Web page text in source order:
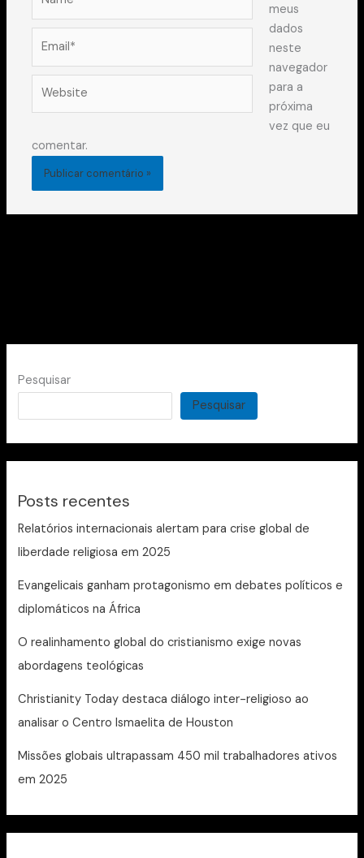
meus
dados
neste
navegador
para a
próxima
vez que eu
comentar.
Pesquisar
Pesquisar
Posts recentes
Relatórios internacionais alertam para crise global de
liberdade religiosa em 2025
Evangelicais ganham protagonismo em debates políticos e
diplomáticos na África
O realinhamento global do cristianismo exige novas
abordagens teológicas
Christianity Today destaca diálogo inter-religioso ao
analisar o Centro Ismaelita de Houston
Missões globais ultrapassam 450 mil trabalhadores ativos
em 2025